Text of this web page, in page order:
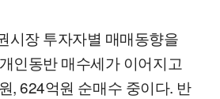
시장 투자자별 매매동향을
인동반 매수세가 이어지고
, 624억원 순매수 중이다. 반